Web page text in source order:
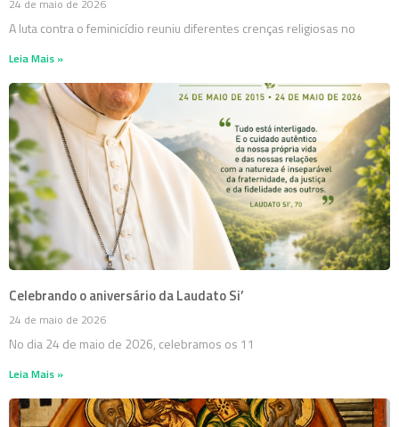
24 de maio de 2026
A luta contra o feminicídio reuniu diferentes crenças religiosas no
Leia Mais »
Celebrando o aniversário da Laudato Si’
24 de maio de 2026
No dia 24 de maio de 2026, celebramos os 11
Leia Mais »